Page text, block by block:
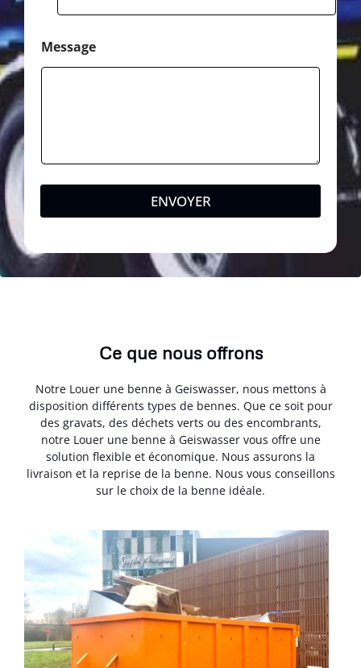
Message
ENVOYER
Ce que nous offrons
Notre Louer une benne à Geiswasser, nous mettons à
disposition différents types de bennes. Que ce soit pour
des gravats, des déchets verts ou des encombrants,
notre Louer une benne à Geiswasser vous offre une
solution flexible et économique. Nous assurons la
livraison et la reprise de la benne. Nous vous conseillons
sur le choix de la benne idéale.